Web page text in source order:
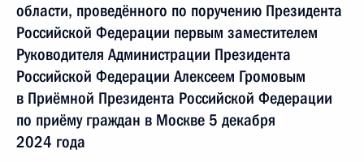
области, проведённого по поручению Президента
Российской Федерации первым заместителем
Руководителя Администрации Президента
Российской Федерации Алексеем Громовым
в Приёмной Президента Российской Федерации
по приёму граждан в Москве 5 декабря
2024 года